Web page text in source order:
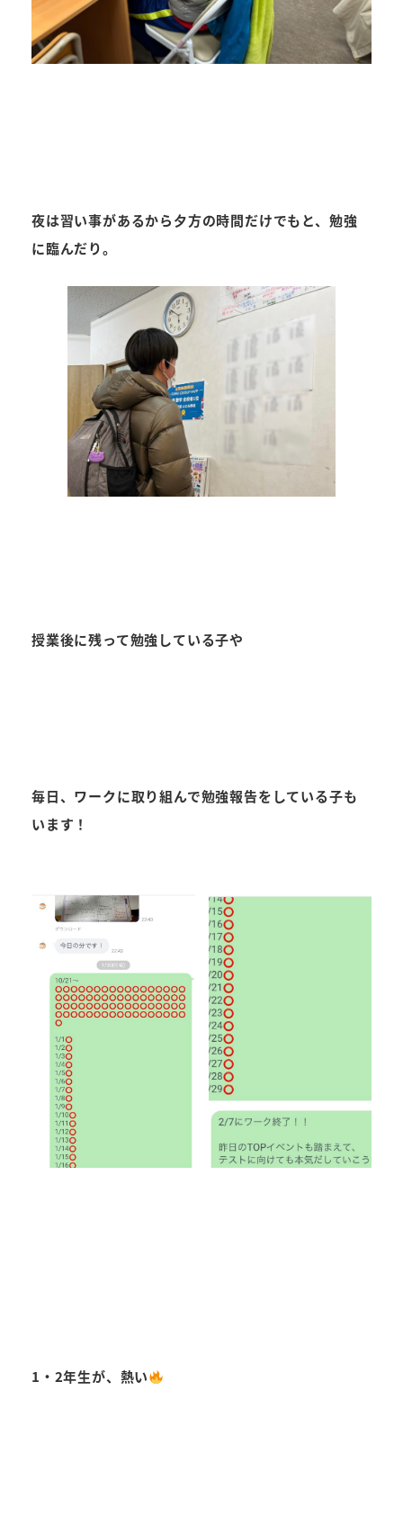
夜は習い事があるから夕方の時間だけでもと、勉強
に臨んだり。
授業後に残って勉強している子や
毎日、ワークに取り組んで勉強報告をしている子も
います！
1・2年生が、熱い